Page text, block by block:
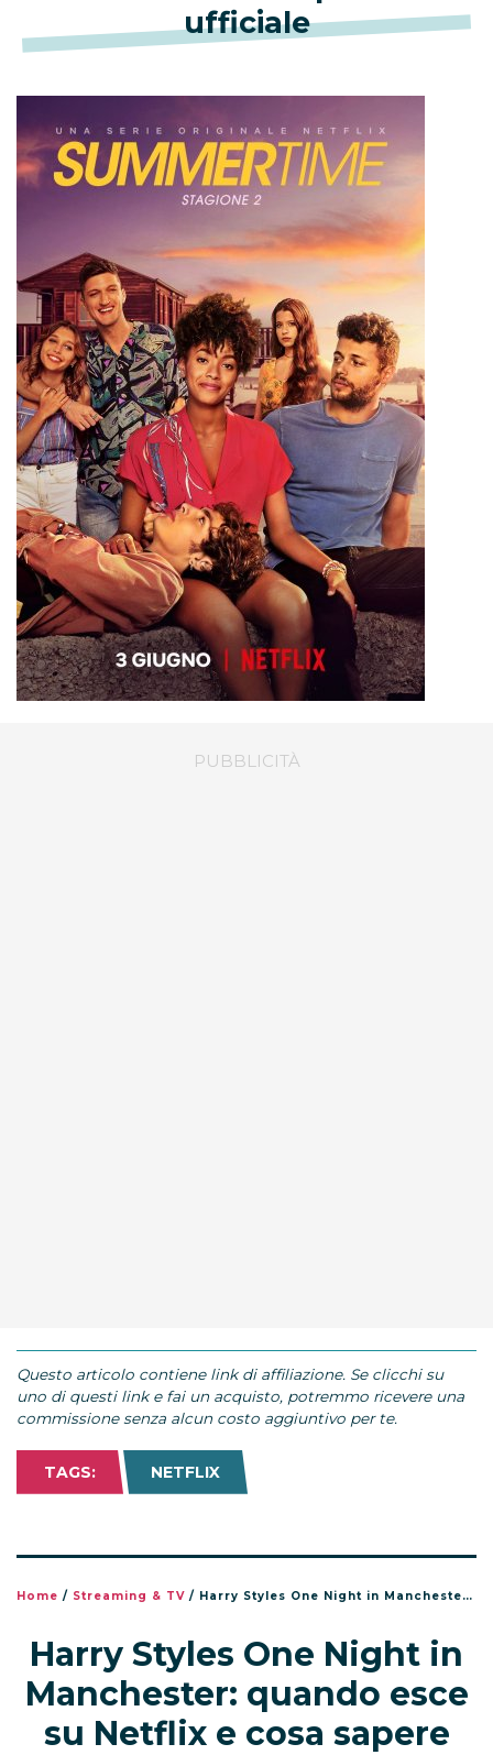
ufficiale
Questo articolo contiene link di affiliazione. Se clicchi su
uno di questi link e fai un acquisto, potremmo ricevere una
commissione senza alcun costo aggiuntivo per te.
TAGS: NETFLIX
Home / Streaming & TV / Harry Styles One Night in Manchester: quando esce su Netflix e cosa sapere
Harry Styles One Night in
Manchester: quando esce
su Netflix e cosa sapere